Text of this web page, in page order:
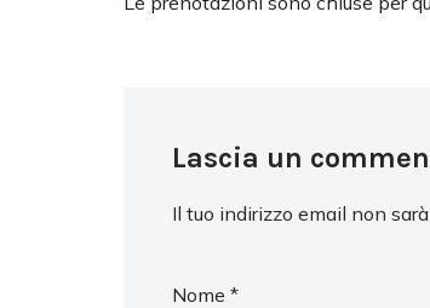
Lascia un
Il tuo indirizzo email non
Nome *